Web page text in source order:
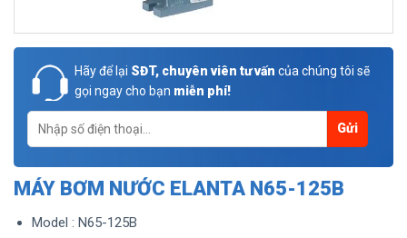
Hãy để lại SĐT, chuyên viên tư vấn của chúng tôi sẽ
gọi ngay cho bạn miễn phí!
MÁY BƠM NƯỚC ELANTA N65-125B
Model : N65-125B